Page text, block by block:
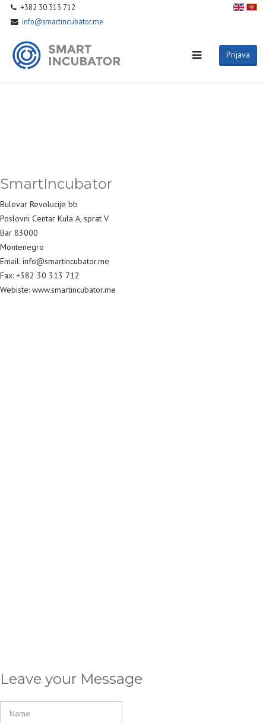
+382 30 313 712
info@smartincubator.me
Prijava
SmartIncubator
Bulevar Revolucije bb
Poslovni Centar Kula A, sprat V
Bar 83000
Montenegro
Email: info@smartincubator.me
Fax: +382 30 313 712
Webiste: www.smartincubator.me
Leave your Message